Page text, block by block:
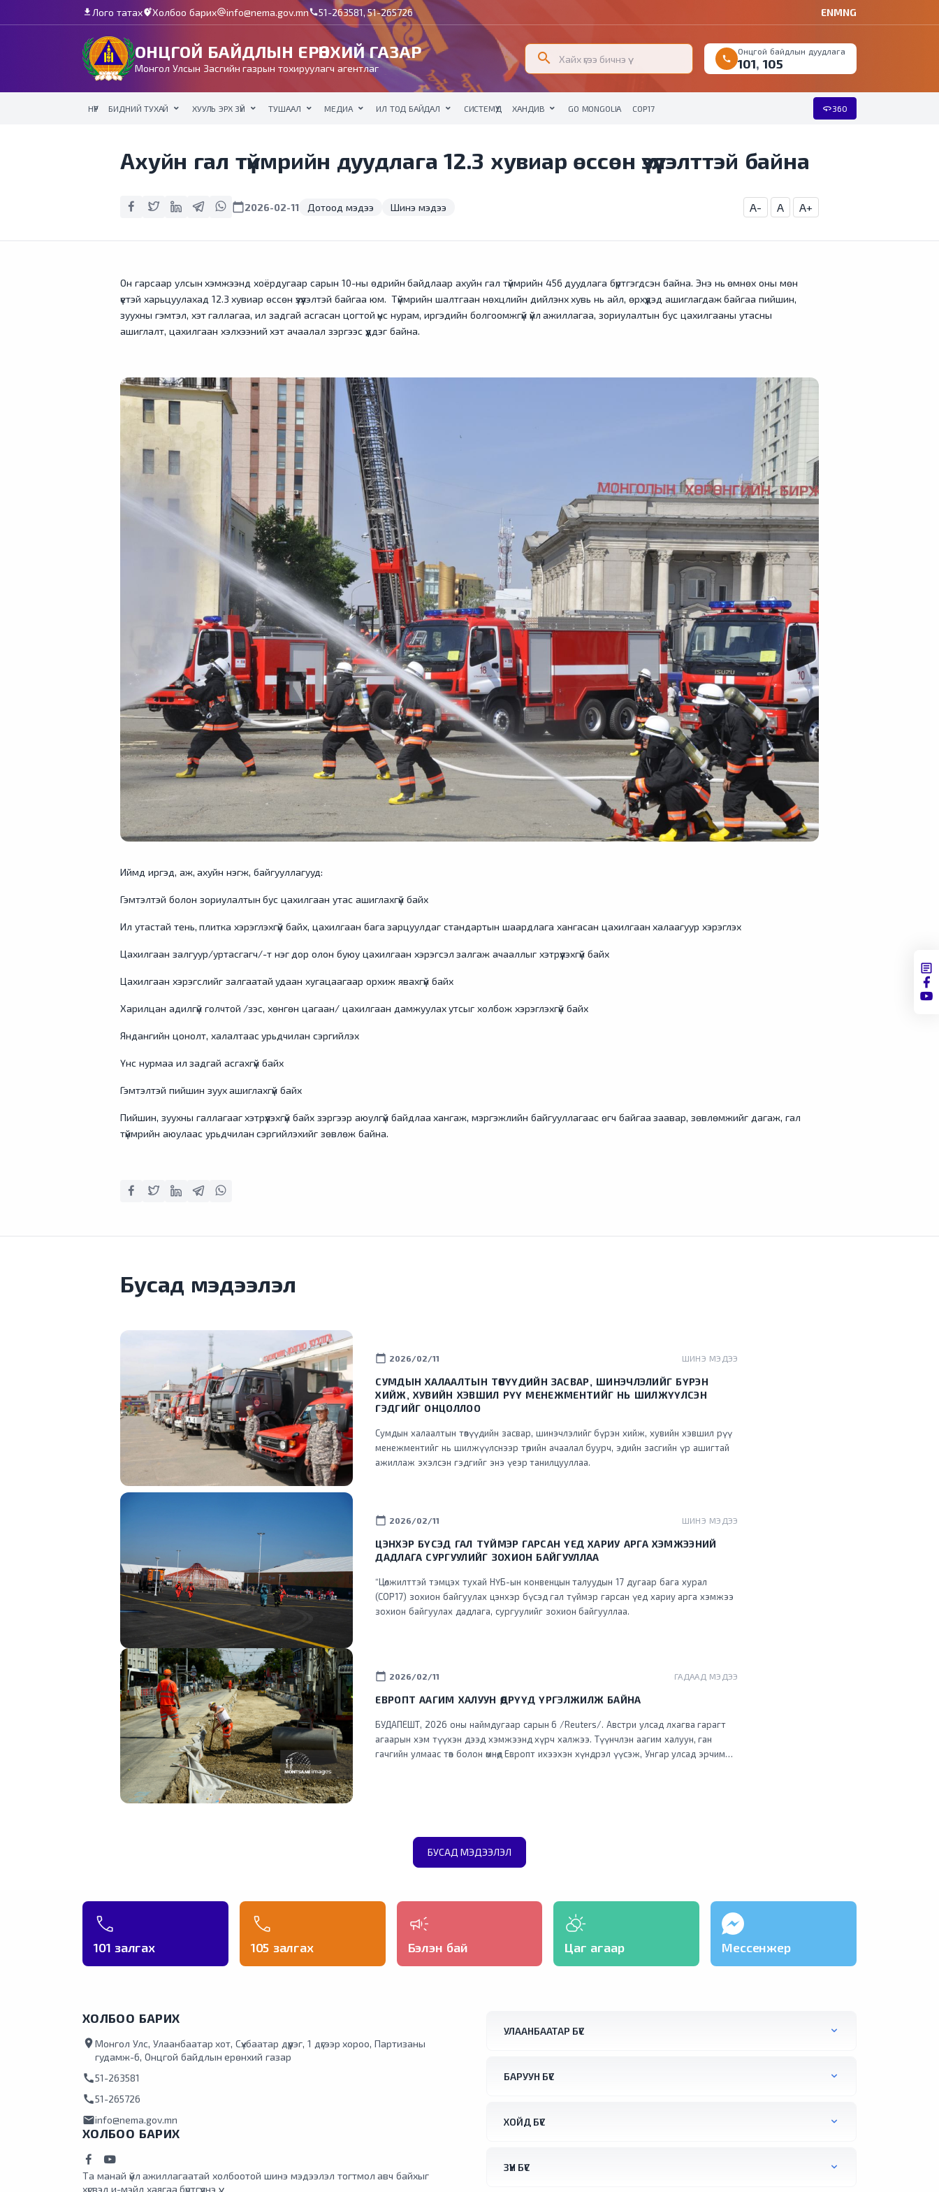
download Лого татахadd_location_altХолбоо барихalternate_emailinfo@nema.gov.mncall51-263581, 51-265726 ENMNG
ОНЦГОЙ БАЙДЛЫН ЕРӨНХИЙ ГАЗАР
Монгол Улсын Засгийн газрын тохируулагч агентлаг
search call
Онцгой байдлын дуудлага
101,105
НҮҮР БИДНИЙ ТУХАЙ ХУУЛЬ ЭРХ ЗҮЙ ТУШААЛ МЕДИА ИЛ ТОД БАЙДАЛ СИСТЕМҮҮД ХАНДИВ GO MONGOLIA COP17 360360
Ахуйн гал түймрийн дуудлага 12.3 хувиар өссөн үзүүлэлттэй байна
calendar_today2026-02-11 Дотоод мэдээ Шинэ мэдээ A- A A+
Он гарсаар улсын хэмжээнд хоёрдугаар сарын 10-ны өдрийн байдлаар ахуйн гал түймрийн 456 дуудлага бүртгэгдсэн байна. Энэ нь өмнөх оны мөн
үетэй харьцуулахад 12.3 хувиар өссөн үзүүлэлтэй байгаа юм. Түймрийн шалтгаан нөхцлийн дийлэнх хувь нь айл, өрхүүдэд ашиглагдаж байгаа пийшин,
зуухны гэмтэл, хэт галлагаа, ил задгай асгасан цогтой үнс нурам, иргэдийн болгоомжгүй үйл ажиллагаа, зориулалтын бус цахилгааны утасны
ашиглалт, цахилгаан хэлхээний хэт ачаалал зэргээс үүддэг байна.
Иймд иргэд, аж, ахуйн нэгж, байгууллагууд:
Гэмтэлтэй болон зориулалтын бус цахилгаан утас ашиглахгүй байх
Ил утастай тень, плитка хэрэглэхгүй байх, цахилгаан бага зарцуулдаг стандартын шаардлага хангасан цахилгаан халаагуур хэрэглэх
Цахилгаан залгуур/уртасгагч/-т нэг дор олон буюу цахилгаан хэрэгсэл залгаж ачааллыг хэтрүүлэхгүй байх
Цахилгаан хэрэгслийг залгаатай удаан хугацаагаар орхиж явахгүй байх
Харилцан адилгүй голчтой /зэс, хөнгөн цагаан/ цахилгаан дамжуулах утсыг холбож хэрэглэхгүй байх
Яндангийн цонолт, халалтаас урьдчилан сэргийлэх
Үнс нурмаа ил задгай асгахгүй байх
Гэмтэлтэй пийшин зуух ашиглахгүй байх
Пийшин, зуухны галлагааг хэтрүүлэхгүй байх зэргээр аюулгүй байдлаа хангаж, мэргэжлийн байгууллагаас өгч байгаа заавар, зөвлөмжийг дагаж, гал
түймрийн аюулаас урьдчилан сэргийлэхийг зөвлөж байна.
Бусад мэдээлэл
calendar_today 2026/02/11 ШИНЭ МЭДЭЭ
СУМДЫН ХАЛААЛТЫН ТӨВҮҮДИЙН ЗАСВАР, ШИНЭЧЛЭЛИЙГ БҮРЭН
ХИЙЖ, ХУВИЙН ХЭВШИЛ РҮҮ МЕНЕЖМЕНТИЙГ НЬ ШИЛЖҮҮЛСЭН
ГЭДГИЙГ ОНЦОЛЛОО
Сумдын халаалтын төвүүдийн засвар, шинэчлэлийг бүрэн хийж, хувийн хэвшил рүү
менежментийг нь шилжүүлснээр төрийн ачаалал буурч, эдийн засгийн үр ашигтай
ажиллаж эхэлсэн гэдгийг энэ үеэр танилцууллаа.
calendar_today 2026/02/11 ШИНЭ МЭДЭЭ
ЦЭНХЭР БҮСЭД ГАЛ ТҮЙМЭР ГАРСАН ҮЕД ХАРИУ АРГА ХЭМЖЭЭНИЙ
ДАДЛАГА СУРГУУЛИЙГ ЗОХИОН БАЙГУУЛЛАА
“Цөлжилттэй тэмцэх тухай НҮБ-ын конвенцын талуудын 17 дугаар бага хурал
(COP17) зохион байгуулах цэнхэр бүсэд гал түймэр гарсан үед хариу арга хэмжээ
зохион байгуулах дадлага, сургуулийг зохион байгууллаа.
calendar_today 2026/02/11 ГАДААД МЭДЭЭ
ЕВРОПТ ААГИМ ХАЛУУН ӨДРҮҮД ҮРГЭЛЖИЛЖ БАЙНА
БУДАПЕШТ, 2026 оны наймдугаар сарын 6 /Reuters/. Австри улсад лхагва гарагт
агаарын хэм түүхэн дээд хэмжээнд хүрч халжээ. Түүнчлэн аагим халуун, ган
гачгийн улмаас төв болон өмнөд Европт ихээхэн хүндрэл үүсэж, Унгар улсад эрчим
мужийн өмнөд хэсэгт дэгдсэн ойн түймрийг унтраахаар ажиллаж байна. Хэт
халуунаас болж Ватиканы Пап лам Лео долоо хоног тутмын айлтгалаа Ариун
Петрийн талбайд бус харин дотор танхимд хийхээс аргагүйд хүрчээ. Ромд ирсэн
талархан хүлээн авчээ. Словактай залгаа хилийн орчимд орших Австрийн Бад
Дойч-Альтенбург хотод агаарын хэм +41.2 °C хүрснийг тус улсын үндэсний цаг
уурын алба бүртгэжээ. Түүнчлнэ мягмар гарагт Вена хотын орчимд +41.0 °C хүрч
халсан байна.
БУСАД МЭДЭЭЛЭЛ
101 залгах 105 залгах Бэлэн бай Цаг агаар Мессенжер
ХОЛБОО БАРИХ
location_onМонгол Улс, Улаанбаатар хот, Сүхбаатар дүүрэг, 1 дүгээр хороо, Партизаны
гудамж-6, Онцгой байдлын ерөнхий газар
call51-263581
call51-265726
mailinfo@nema.gov.mn
ХОЛБОО БАРИХ
Та манай үйл ажиллагаатай холбоотой шинэ мэдээлэл тогтмол авч байхыг
хүсвэл и-мэйл хаягаа бүртгүүлнэ үү.
УЛААНБААТАР БҮС
БАРУУН БҮС
ХОЙД БҮС
ЗҮҮН БҮС